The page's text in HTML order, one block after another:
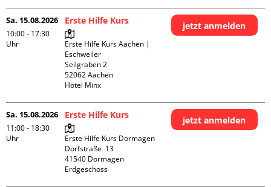
Sa. 15.08.2026
10:00 - 17:30
Uhr
Erste Hilfe Kurs
Erste Hilfe Kurs Aachen |
Eschweiler
Seilgraben 2
52062 Aachen
Hotel Minx
jetzt anmelden
Sa. 15.08.2026
11:00 - 18:30
Uhr
Erste Hilfe Kurs
Erste Hilfe Kurs Dormagen
Dorfstraße  13
41540 Dormagen
Erdgeschoss
jetzt anmelden